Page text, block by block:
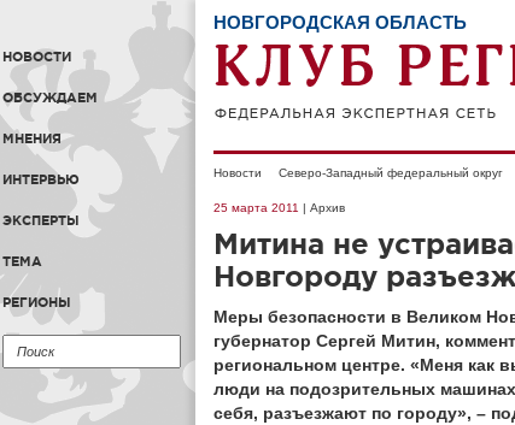
НОВОСТИ
ОБСУЖДАЕМ
МНЕНИЯ
ИНТЕРВЬЮ
ЭКСПЕРТЫ
ТЕМА
РЕГИОНЫ
НОВГОРОДСКАЯ ОБЛАСТЬ
Новости Северо-Западный федеральный округ
25 марта 2011 | Архив
Митина не
Новгороду
Меры безопасности в Великом
губернатор Сергей Митин,
региональном центре. «Меня как
люди на подозрительных
себя, разъезжают по городу», –